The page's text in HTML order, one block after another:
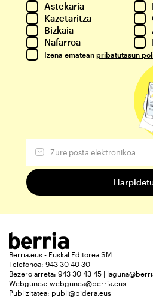
Astekaria
Kazetaritza
Bizkaia
Nafarroa
Izena ematean pribatutasun
Berria.eus - Euskal Editorea SM
Telefonoa: 943 30 40 30
Bezero arreta: 943 30 43 45 |
Webgunea: webgunea@berria.eus
Publizitatea: publi@bidera.eus